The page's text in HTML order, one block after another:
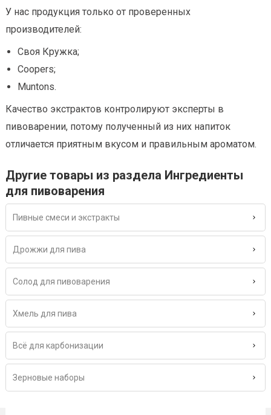
У нас продукция только от проверенных
производителей:
Своя Кружка;
Coopers;
Muntons.
Качество экстрактов контролируют эксперты в
пивоварении, потому полученный из них напиток
отличается приятным вкусом и правильным ароматом.
Другие товары из раздела Ингредиенты
для пивоварения
Пивные смеси и экстракты
Дрожжи для пива
Солод для пивоварения
Хмель для пива
Всё для карбонизации
Зерновые наборы